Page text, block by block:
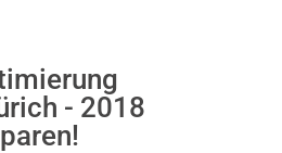
- 2018